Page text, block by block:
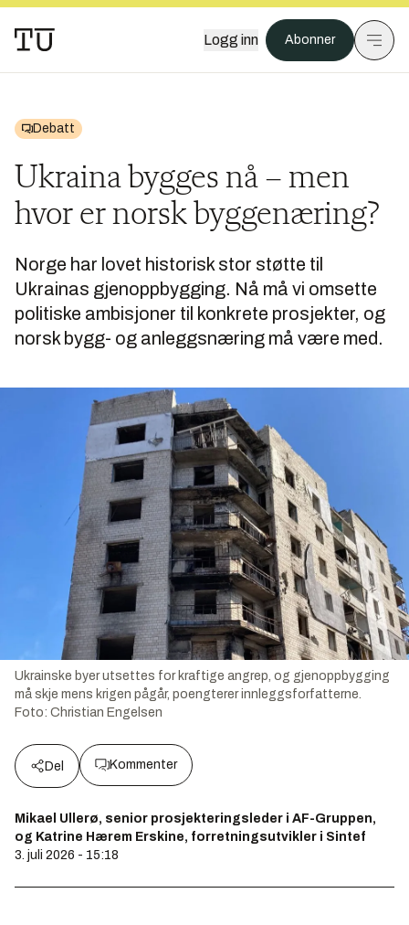
Logg inn Abonner
Debatt
Ukraina bygges nå – men
hvor er norsk byggenæring?
Norge har lovet historisk stor støtte til
Ukrainas gjenoppbygging. Nå må vi omsette
politiske ambisjoner til konkrete prosjekter, og
norsk bygg- og anleggsnæring må være med.
Ukrainske byer utsettes for kraftige angrep, og gjenoppbygging
må skje mens krigen pågår, poengterer innleggsforfatterne.
Foto: Christian Engelsen
Del Kommenter
Mikael Ullerø, senior prosjekteringsleder i AF-Gruppen,
og Katrine Hærem Erskine, forretningsutvikler i Sintef
3. juli 2026 - 15:18